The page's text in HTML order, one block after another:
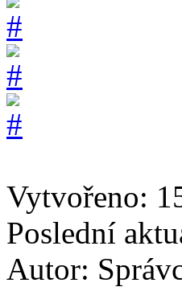
Vytvořeno:
Poslední
Autor: